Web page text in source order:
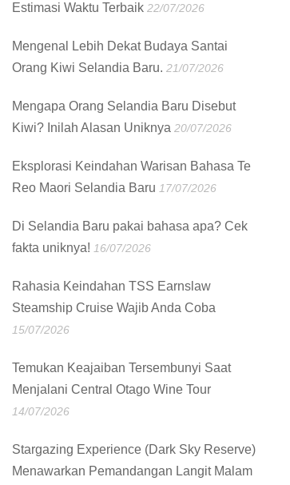
Estimasi Waktu Terbaik 22/07/2026
Mengenal Lebih Dekat Budaya Santai
Orang Kiwi Selandia Baru. 21/07/2026
Mengapa Orang Selandia Baru Disebut
Kiwi? Inilah Alasan Uniknya 20/07/2026
Eksplorasi Keindahan Warisan Bahasa Te
Reo Maori Selandia Baru 17/07/2026
Di Selandia Baru pakai bahasa apa? Cek
fakta uniknya! 16/07/2026
Rahasia Keindahan TSS Earnslaw
Steamship Cruise Wajib Anda Coba
15/07/2026
Temukan Keajaiban Tersembunyi Saat
Menjalani Central Otago Wine Tour
14/07/2026
Stargazing Experience (Dark Sky Reserve)
Menawarkan Pemandangan Langit Malam